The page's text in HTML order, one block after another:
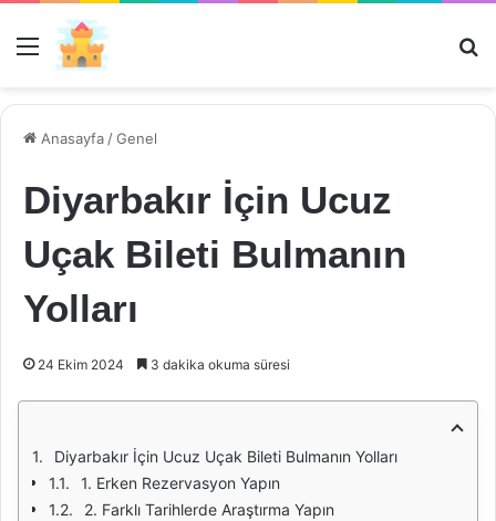
Menü
Anasayfa /Genel
Diyarbakır İçin Ucuz
Uçak Bileti Bulmanın
Yolları
24 Ekim 2024 3 dakika okuma süresi
Diyarbakır İçin Ucuz Uçak Bileti Bulmanın Yolları
1. Erken Rezervasyon Yapın
2. Farklı Tarihlerde Araştırma Yapın